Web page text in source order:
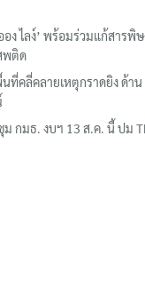
อง ไลง์’ พร้อมร่วมแก้สารพิ
พติด
ที่คลี่คลายเหตุกราดยิง ด้า
ม กมธ. งบฯ 13 ส.ค. นี้ ปม